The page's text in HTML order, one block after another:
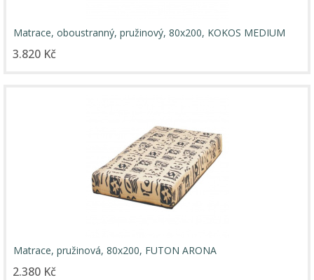
Matrace, oboustranný, pružinový, 80x200, KOKOS MEDIUM
3.820 Kč
Matrace, pružinová, 80x200, FUTON ARONA
2.380 Kč